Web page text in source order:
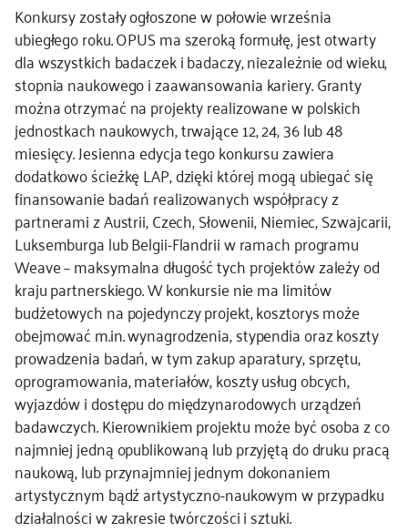
Konkursy zostały ogłoszone w połowie września
ubiegłego roku. OPUS ma szeroką formułę, jest otwarty
dla wszystkich badaczek i badaczy, niezależnie od wieku,
stopnia naukowego i zaawansowania kariery. Granty
można otrzymać na projekty realizowane w polskich
jednostkach naukowych, trwające 12, 24, 36 lub 48
miesięcy. Jesienna edycja tego konkursu zawiera
dodatkowo ścieżkę LAP, dzięki której mogą ubiegać się
finansowanie badań realizowanych współpracy z
partnerami z Austrii, Czech, Słowenii, Niemiec, Szwajcarii,
Luksemburga lub Belgii-Flandrii w ramach programu
Weave – maksymalna długość tych projektów zależy od
kraju partnerskiego. W konkursie nie ma limitów
budżetowych na pojedynczy projekt, kosztorys może
obejmować m.in. wynagrodzenia, stypendia oraz koszty
prowadzenia badań, w tym zakup aparatury, sprzętu,
oprogramowania, materiałów, koszty usług obcych,
wyjazdów i dostępu do międzynarodowych urządzeń
badawczych. Kierownikiem projektu może być osoba z co
najmniej jedną opublikowaną lub przyjętą do druku pracą
naukową, lub przynajmniej jednym dokonaniem
artystycznym bądź artystyczno-naukowym w przypadku
działalności w zakresie twórczości i sztuki.